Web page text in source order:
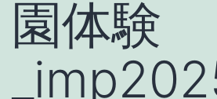
園体験